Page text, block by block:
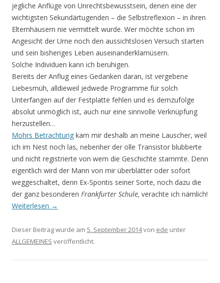
jegliche Anflüge von Unrechtsbewusstsein, denen eine der
wichtigsten Sekundärtugenden – die Selbstreflexion – in ihren
Elternhäusern nie vermittelt wurde. Wer möchte schon im
Angesicht der Urne noch den aussichtslosen Versuch starten
und sein bisheriges Leben auseinanderklamüsern.
Solche Individuen kann ich beruhigen.
Bereits der Anflug eines Gedanken daran, ist vergebene
Liebesmüh, alldieweil jedwede Programme für solch
Unterfangen auf der Festplatte fehlen und es demzufolge
absolut unmöglich ist, auch nur eine sinnvolle Verknüpfung
herzustellen…
Mohrs Betrachtung kam mir deshalb an meine Lauscher, weil
ich im Nest noch las, nebenher der olle Transistor blubberte
und nicht registrierte von wem die Geschichte stammte. Denn
eigentlich wird der Mann von mir überblätter oder sofort
weggeschaltet, denn Ex-Spontis seiner Sorte, noch dazu die
der ganz besonderen Frankfurter Schule, verachte ich nämlich!
Weiterlesen →
Dieser Beitrag wurde am 5. September 2014von ede unter
ALLGEMEINES veröffentlicht.